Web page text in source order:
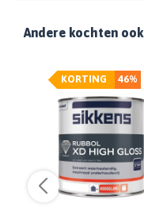
Andere kochten ook
46%
KORTING